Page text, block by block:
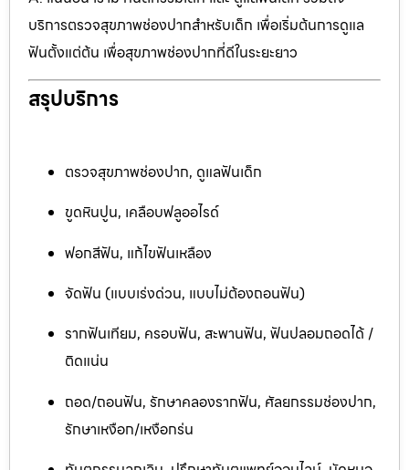
บริการตรวจสุขภาพช่องปากสำหรับเด็ก เพื่อเริ่มต้นการดูแล
ฟันตั้งแต่ต้น เพื่อสุขภาพช่องปากที่ดีในระยะยาว
สรุปบริการ
ตรวจสุขภาพช่องปาก, ดูแลฟันเด็ก
ขูดหินปูน, เคลือบฟลูออไรด์
ฟอกสีฟัน, แก้ไขฟันเหลือง
จัดฟัน (แบบเร่งด่วน, แบบไม่ต้องถอนฟัน)
รากฟันเทียม, ครอบฟัน, สะพานฟัน, ฟันปลอมถอดได้ /
ติดแน่น
ถอด/ถอนฟัน, รักษาคลองรากฟัน, ศัลยกรรมช่องปาก,
รักษาเหงือก/เหงือกร่น